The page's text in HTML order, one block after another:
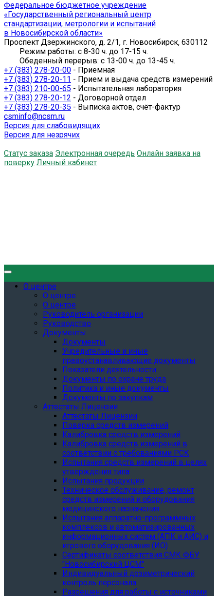
Федеральное бюджетное учреждение
«Государственный региональный центр
стандартизации, метрологии и испытаний
в Новосибирской области»
Проспект Дзержинского, д. 2/1, г. Новосибирск, 630112
Режим работы: с 8-30 ч. до 17-15 ч.
Обеденный перерыв: с 13-00 ч. до 13-45 ч.
+7 (383) 278-20-00 - Приемная
+7 (383) 278-20-11 - Прием и выдача средств измерений
+7 (383) 210-00-65 - Испытательная лаборатория
+7 (383) 278-20-12 - Договорной отдел
+7 (383) 278-20-35 - Выписка актов, счёт-фактур
csminfo@ncsm.ru
Версия для слабовидящих
Версия для незрячих
Статус заказа Электронная очередь Онлайн заявка на
поверку Личный кабинет
О центре
О центре
О центре
Руководитель организации
Руководство
Документы
Документы
Учредительные и иные
правоустанавливающие документы
Показатели деятельности
Документы по охране труда
Политика и иные документы
Документы по закупкам
Аттестаты Лицензии
Аттестаты Лицензии
Поверка средств измерений
Калибровка средств измерений
Калибровка средств измерений в
соответствии с требованиями РСК
Испытания средств измерений в целях
утверждения типа
Испытания продукции
Техническое обслуживание, ремонт
средств измерений и оборудования
медицинского назначения
Испытания аппаратно-программных
комплексов и автоматизированных
информационных систем (АПК и АИС) и
игрового оборудования (ИО)
Сертификаты соответствия СМК ФБУ
"Новосибирский ЦСМ"
Индивидуальный дозиметрический
контроль персонала
Разрешения для работы с источниками